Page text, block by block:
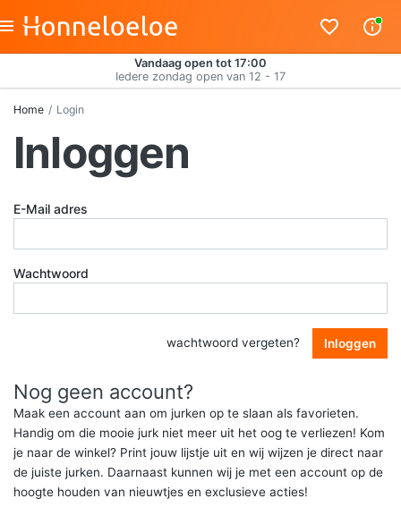
Vandaag open tot 17:00
Iedere zondag open van 12 - 17
Home Login
Inloggen
E-Mail adres
Wachtwoord
wachtwoord vergeten? Inloggen
Nog geen account?
Maak een account aan om jurken op te slaan als favorieten.
Handig om die mooie jurk niet meer uit het oog te verliezen! Kom
je naar de winkel? Print jouw lijstje uit en wij wijzen je direct naar
de juiste jurken. Daarnaast kunnen wij je met een account op de
hoogte houden van nieuwtjes en exclusieve acties!